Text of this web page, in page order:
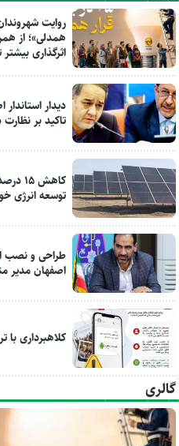
همدلی»؛ از
اثرگذاری
دیدار
تاکید بر
توسعه انرژی
طراحی و نصب
اصفهان مدیر
کلاهبرداری
گالری